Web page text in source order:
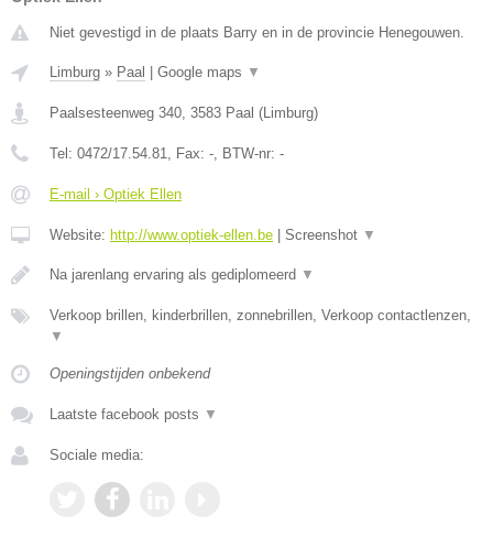
Niet gevestigd in de plaats Barry en in de provincie Henegouwen.
Limburg » Paal Google maps ▼
Paalsesteenweg 340 3583 Paal ( Limburg)
Tel: 0472/17.54.81 , Fax: - , BTW-nr: -
E-mail › Optiek Ellen
Website: http://www.optiek-ellen.be Screenshot ▼
Na jarenlang ervaring als gediplomeerd ▼
Verkoop brillen, kinderbrillen, zonnebrillen, Verkoop contactlenzen,
▼
Openingstijden onbekend
Laatste facebook posts ▼
Sociale media: